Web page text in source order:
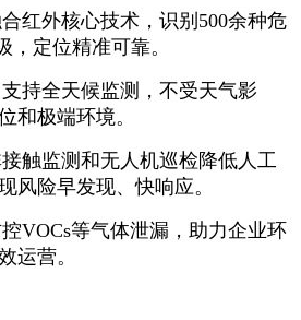
红外核心技术，识别500余种危
，定位精准可靠。
持全天候监测，不受天气影
和极端环境。
触监测和无人机巡检降低人工
风险早发现、快响应。
VOCs等气体泄漏，助力企业环
运营。